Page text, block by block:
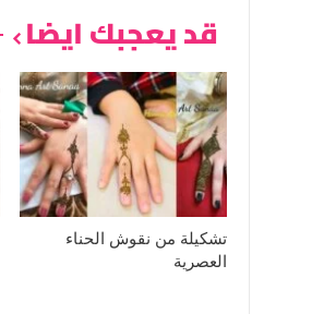
قد يعجبك ايضا
تشكيلة من نقوش الحناء
العصرية